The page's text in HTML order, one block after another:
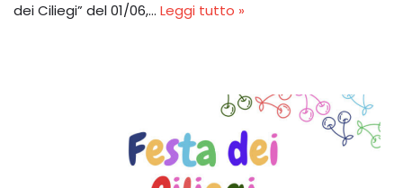
dei Ciliegi” del 01/06,… Leggi tutto »